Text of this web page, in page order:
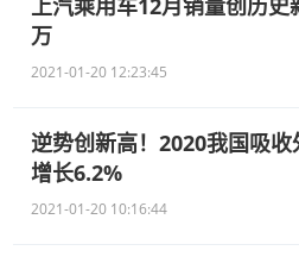
上汽乘用车12月销量创历
万
2021-01-20 12:23:45
逆势创新高！2020我国吸
增长6.2%
2021-01-20 10:16:44